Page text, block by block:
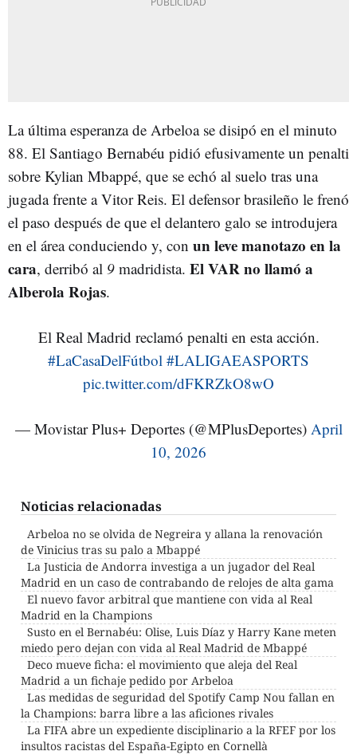
La última esperanza de Arbeloa se disipó en el minuto
88. El Santiago Bernabéu pidió efusivamente un penalti
sobre Kylian Mbappé, que se echó al suelo tras una
jugada frente a Vitor Reis. El defensor brasileño le frenó
el paso después de que el delantero galo se introdujera
en el área conduciendo y, con un leve manotazo en la
cara, derribó al 9 madridista. El VAR no llamó a
Alberola Rojas.
El Real Madrid reclamó penalti en esta acción.
#LaCasaDelFútbol #LALIGAEASPORTS
pic.twitter.com/dFKRZkO8wO
— Movistar Plus+ Deportes (@MPlusDeportes) April
10, 2026
Noticias relacionadas
Arbeloa no se olvida de Negreira y allana la renovación
de Vinicius tras su palo a Mbappé
La Justicia de Andorra investiga a un jugador del Real
Madrid en un caso de contrabando de relojes de alta gama
El nuevo favor arbitral que mantiene con vida al Real
Madrid en la Champions
Susto en el Bernabéu: Olise, Luis Díaz y Harry Kane meten
miedo pero dejan con vida al Real Madrid de Mbappé
Deco mueve ficha: el movimiento que aleja del Real
Madrid a un fichaje pedido por Arbeloa
Las medidas de seguridad del Spotify Camp Nou fallan en
la Champions: barra libre a las aficiones rivales
La FIFA abre un expediente disciplinario a la RFEF por los
insultos racistas del España-Egipto en Cornellà